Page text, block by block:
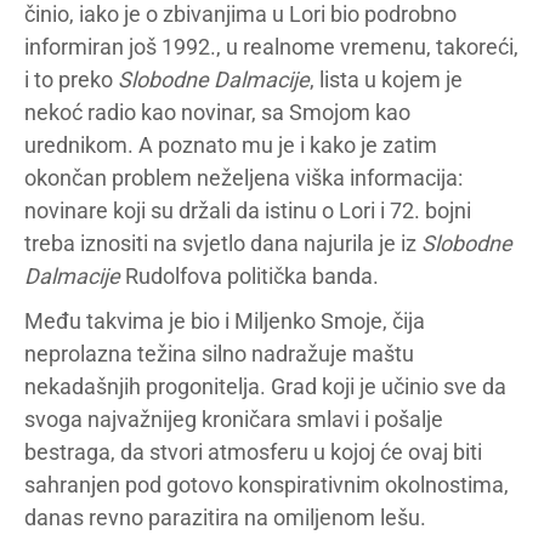
činio, iako je o zbivanjima u Lori bio podrobno
informiran još 1992., u realnome vremenu, takoreći,
i to preko Slobodne Dalmacije, lista u kojem je
nekoć radio kao novinar, sa Smojom kao
urednikom. A poznato mu je i kako je zatim
okončan problem neželjena viška informacija:
novinare koji su držali da istinu o Lori i 72. bojni
treba iznositi na svjetlo dana najurila je iz Slobodne
DalmacijeRudolfova politička banda.
Među takvima je bio i Miljenko Smoje, čija
neprolazna težina silno nadražuje maštu
nekadašnjih progonitelja. Grad koji je učinio sve da
svoga najvažnijeg kroničara smlavi i pošalje
bestraga, da stvori atmosferu u kojoj će ovaj biti
sahranjen pod gotovo konspirativnim okolnostima,
danas revno parazitira na omiljenom lešu.